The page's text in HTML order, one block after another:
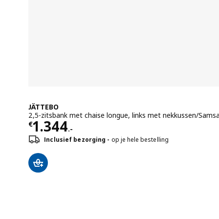
JÄTTEBO
2,5-zitsbank met chaise longue, links met nekkussen/
€1.344.-
Prijs € 1344.-
Inclusief bezorging op je hele bestelling